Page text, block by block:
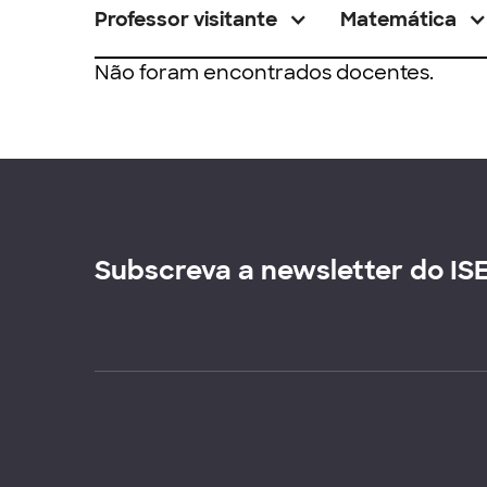
Professor visitante Matemática
Não foram encontrados docentes.
Subscreva a newsletter do